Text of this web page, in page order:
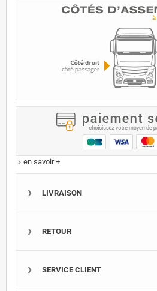
keyboard_arrow_right en savoir +
LIVRAISON
RETOUR
SERVICE CLIENT